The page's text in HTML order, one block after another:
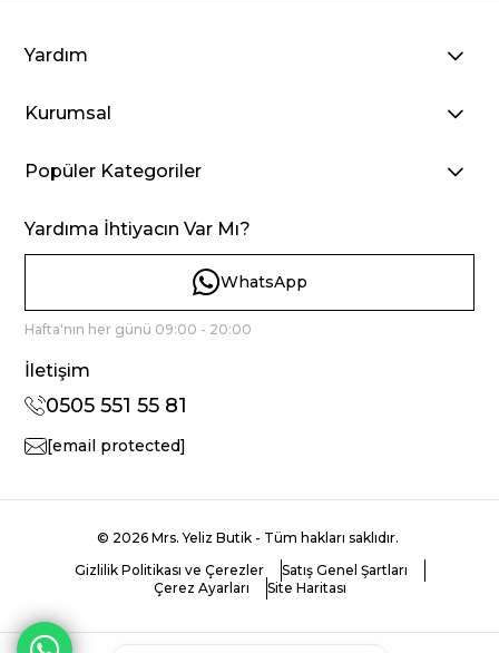
Yardım
Kurumsal
Popüler Kategoriler
Yardıma İhtiyacın Var Mı?
WhatsApp
Hafta'nın her günü 09:00 - 20:00
İletişim
0505 551 55 81
[email protected]
© 2026 Mrs. Yeliz Butik - Tüm hakları saklıdır.
Gizlilik Politikası ve Çerezler
Satış Genel Şartları
Çerez Ayarları
Site Haritası